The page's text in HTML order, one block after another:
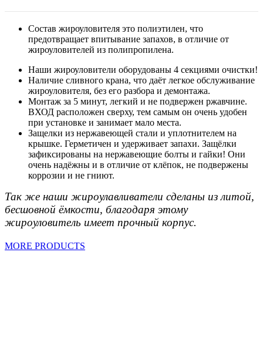
Состав жироуловителя это полиэтилен, что
предотвращает впитывание запахов, в отличие от
жироуловителей из полипропилена.
Наши жироуловители оборудованы 4 секциями очистки!
Наличие сливного крана, что даёт легкое обслуживание
жироуловителя, без его разбора и демонтажа.
Монтаж за 5 минут, легкий и не подвержен ржавчине.
ВХОД расположен сверху, тем самым он очень удобен
при установке и занимает мало места.
Защелки из нержавеющей стали и уплотнителем на
крышке. Герметичен и удерживает запахи. Защёлки
зафиксированы на нержавеющие болты и гайки! Они
очень надёжны и в отличие от клёпок, не подвержены
коррозии и не гниют.
Так же наши жироулавливатели сделаны из литой,
бесшовной ёмкости, благодаря этому
жироуловитель имеет прочный корпус.
MORE PRODUCTS